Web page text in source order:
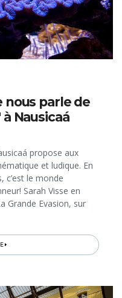
nous parle de
Nausicaá
propose aux
et ludique. En
c’est le monde
Sarah Visse en
Grande Evasion, sur